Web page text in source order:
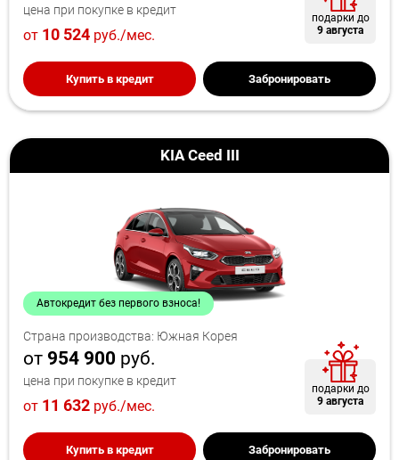
цена при покупке в кредит
от 10 524 руб./мес.
подарки до
9 августа
Купить в кредит Забронировать
KIA Ceed III
Автокредит без первого взноса!
Страна производства: Южная Корея
от 954 900 руб.
цена при покупке в кредит
от 11 632 руб./мес.
подарки до
9 августа
Купить в кредит Забронировать